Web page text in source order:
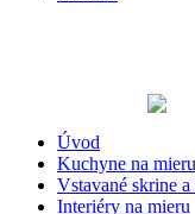
Úvod
Kuchyne na mieru
Vstavané skrine
Interiéry na mieru